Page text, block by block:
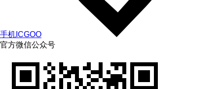
手机ICGOO
官方微信公众号